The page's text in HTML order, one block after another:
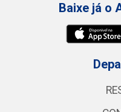
Baixe já o